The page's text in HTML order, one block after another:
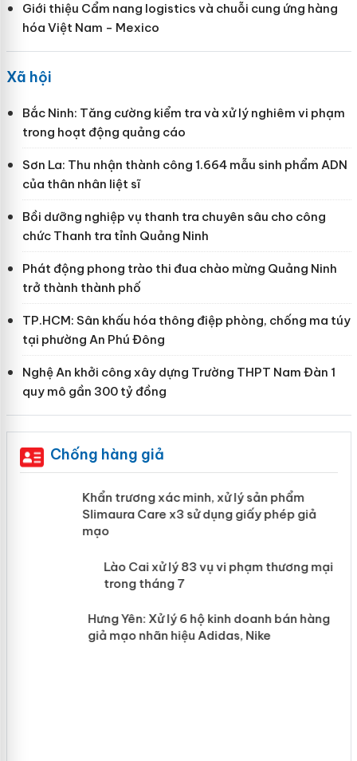
Giới thiệu Cẩm nang logistics và chuỗi cung ứng hàng
hóa Việt Nam - Mexico
Xã hội
Bắc Ninh: Tăng cường kiểm tra và xử lý nghiêm vi phạm
trong hoạt động quảng cáo
Sơn La: Thu nhận thành công 1.664 mẫu sinh phẩm ADN
của thân nhân liệt sĩ
Bồi dưỡng nghiệp vụ thanh tra chuyên sâu cho công
chức Thanh tra tỉnh Quảng Ninh
Phát động phong trào thi đua chào mừng Quảng Ninh
trở thành thành phố
TP.HCM: Sân khấu hóa thông điệp phòng, chống ma túy
tại phường An Phú Đông
Nghệ An khởi công xây dựng Trường THPT Nam Đàn 1
quy mô gần 300 tỷ đồng
Chống hàng giả
Khẩn trương xác minh, xử lý sản phẩm
Slimaura Care x3 sử dụng giấy phép giả
mạo
Lào Cai xử lý 83 vụ vi phạm thương
mại trong tháng 7